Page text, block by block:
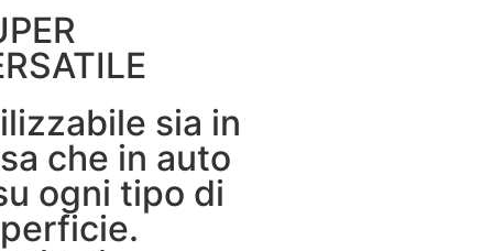
sia in
che in auto
ogni tipo di